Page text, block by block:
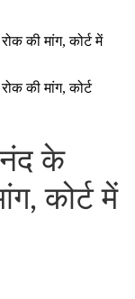
की मांग, कोर्ट में
की मांग, कोर्ट
के
कोर्ट में